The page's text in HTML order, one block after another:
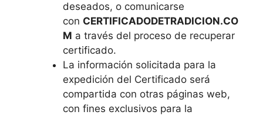
deseados, o comunicarse
con CERTIFICADODETRADICION.CO
M a través del proceso de recuperar
certificado.
La información solicitada para la
expedición del Certificado será
compartida con otras páginas web,
con fines exclusivos para la